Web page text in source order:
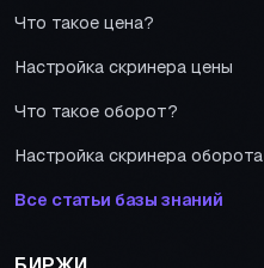
Что такое цена?
Настройка скринера цены
Что такое оборот?
Настройка скринера оборота
Все статьи базы знаний